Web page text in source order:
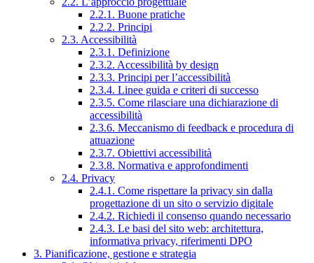
2.2.1. Buone pratiche
2.2.2. Principi
2.3. Accessibilità
2.3.1. Definizione
2.3.2. Accessibilità by design
2.3.3. Principi per l’accessibilità
2.3.4. Linee guida e criteri di successo
2.3.5. Come rilasciare una dichiarazione di
accessibilità
2.3.6. Meccanismo di feedback e procedura di
attuazione
2.3.7. Obiettivi accessibilità
2.3.8. Normativa e approfondimenti
2.4. Privacy
2.4.1. Come rispettare la privacy sin dalla
progettazione di un sito o servizio digitale
2.4.2. Richiedi il consenso quando necessario
2.4.3. Le basi del sito web: architettura,
informativa privacy, riferimenti DPO
3. Pianificazione, gestione e strategia